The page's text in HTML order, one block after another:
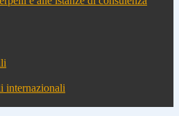
internazionali